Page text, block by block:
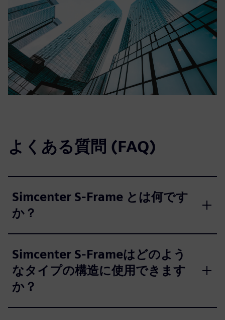
よくある質問 (FAQ)
Simcenter S-Frame とは何です
か？
Simcenter S-Frameはどのよう
なタイプの構造に使用できます
か？